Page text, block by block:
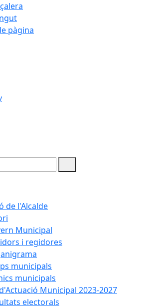
pàgina
de l'Alcalde
Municipal
i regidores
municipals
municipals
Municipal 2023-2027
electorals